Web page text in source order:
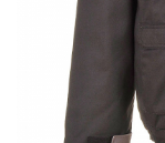
Echipamente
Echipamente PSI
Generatoare si
santier
Betoniere